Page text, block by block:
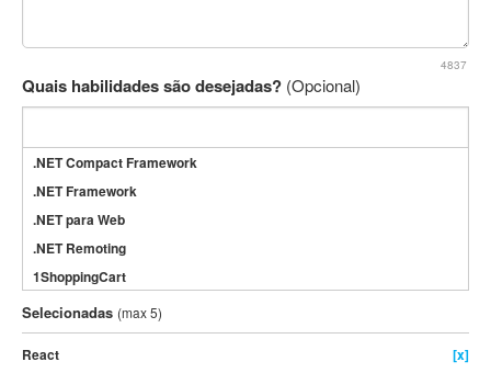
4837
Quais habilidades são desejadas? (Opcional)
.NET Compact Framework
.NET Framework
.NET para Web
.NET Remoting
1ShoppingCart
3DS Max
3GSM
4D Dimension
Selecionadas (max 5)
React [x]